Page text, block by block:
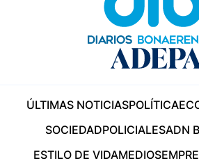
ÚLTIMAS NOTICIASPOLÍTICA
SOCIEDADPOLICIALESADN
ESTILO DE VIDAMEDIOS